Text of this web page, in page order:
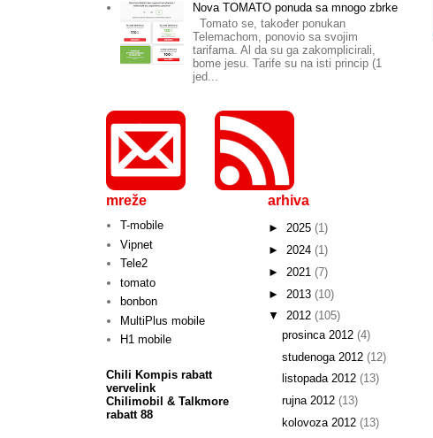
Nova TOMATO ponuda sa mnogo zbrke
Tomato se, također ponukan
Telemachom, ponovio sa svojim
tarifama. Al da su ga zakomplicirali,
bome jesu. Tarife su na isti princip (1
jed...
mreže
T-mobile
Vipnet
Tele2
tomato
bonbon
MultiPlus mobile
H1 mobile
Chili Kompis rabatt
vervelink
Chilimobil & Talkmore
rabatt 88
arhiva
► 2025 (1)
► 2024 (1)
► 2021 (7)
► 2013 (10)
▼ 2012 (105)
prosinca 2012 (4)
studenoga 2012 (12)
listopada 2012 (13)
rujna 2012 (13)
kolovoza 2012 (13)